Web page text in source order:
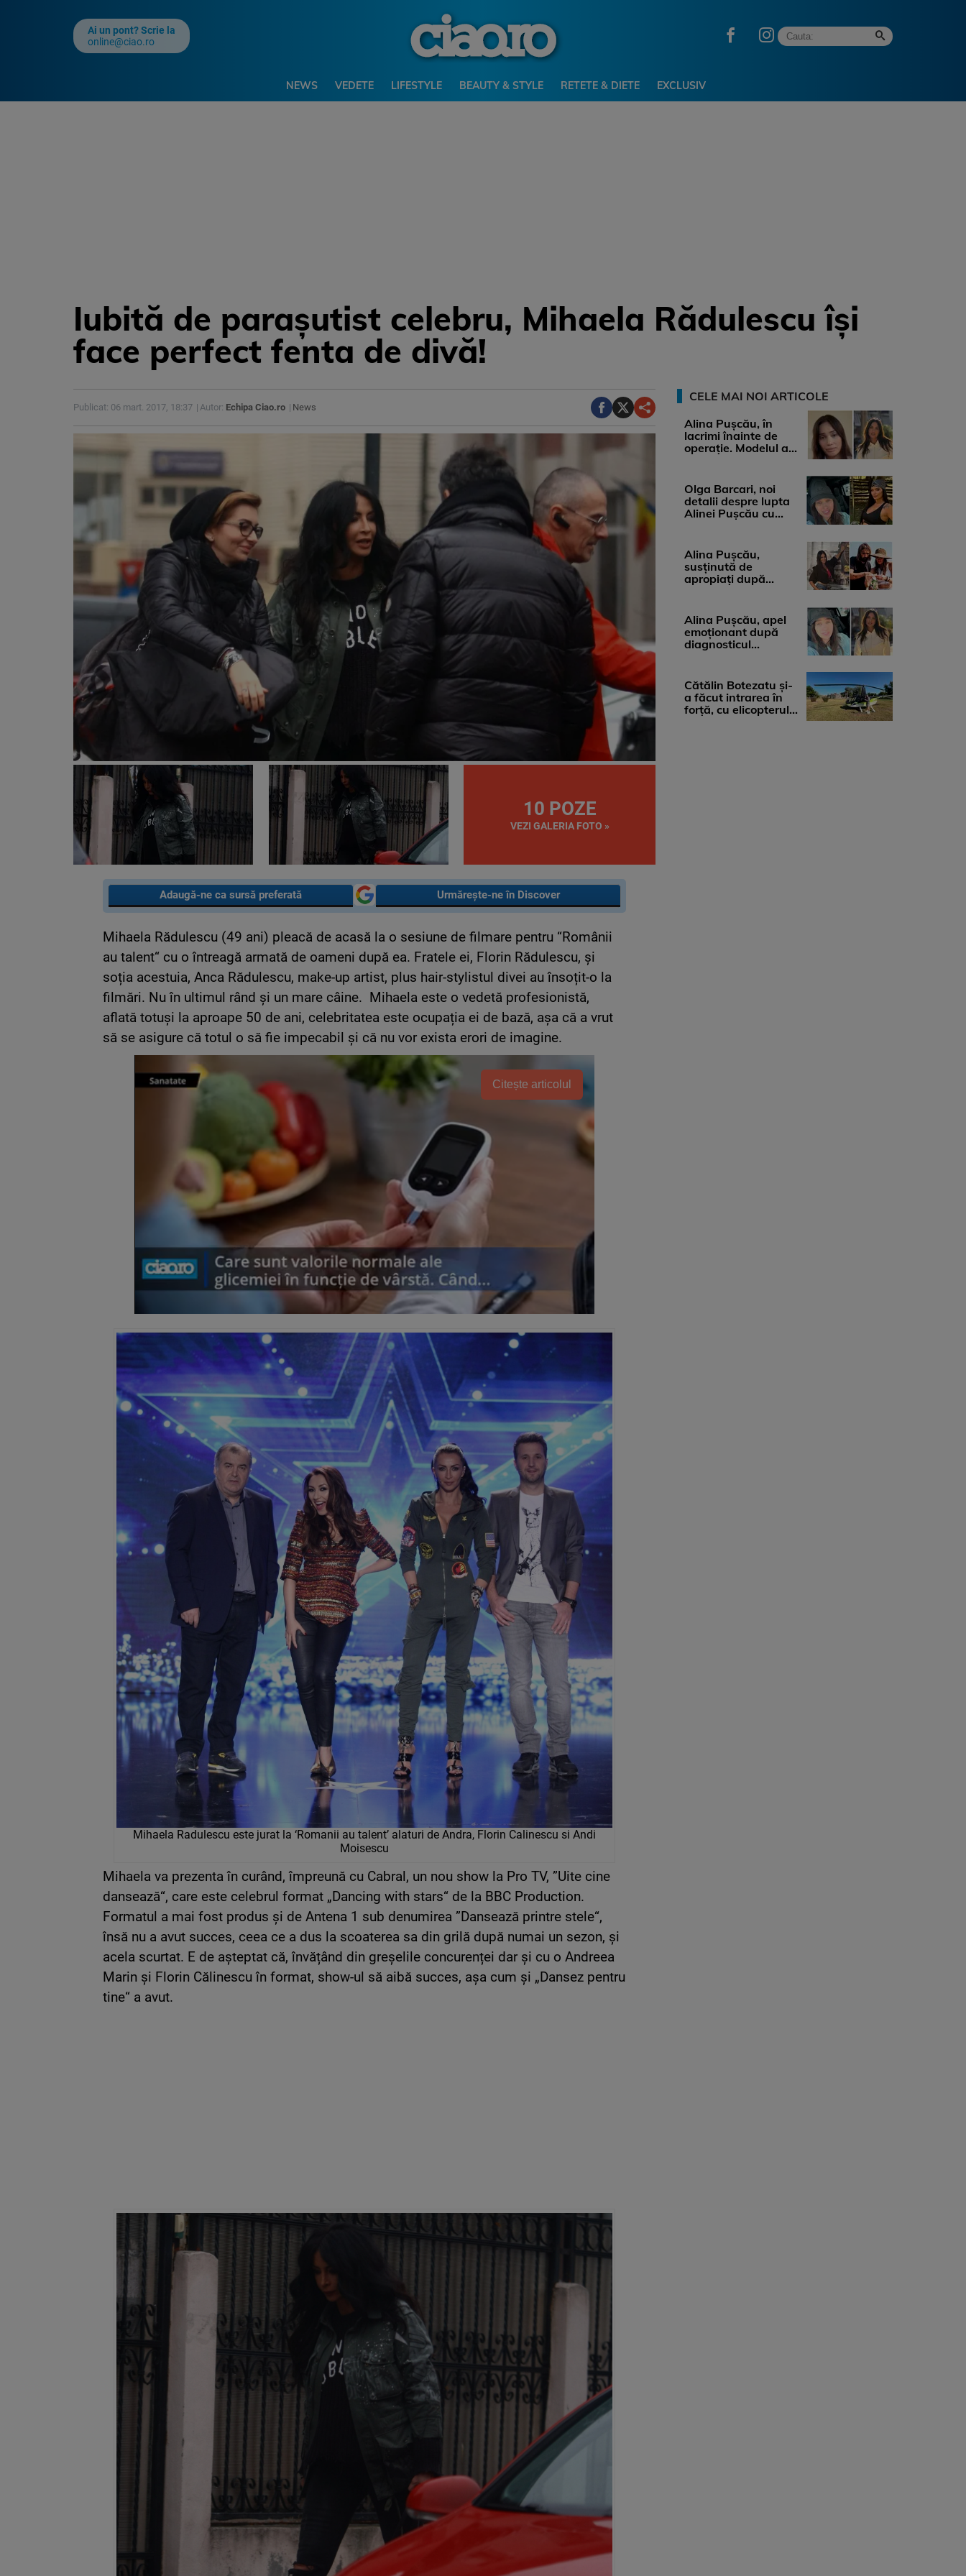
Ai un pont? Scrie la
online@ciao.ro
NEWS VEDETE LIFESTYLE BEAUTY & STYLE RETETE & DIETE EXCLUSIV
Iubită de parașutist celebru, Mihaela Rădulescu își
face perfect fenta de divă!
Publicat: 06 mart. 2017, 18:37 Autor: Echipa Ciao.ro News
10 POZE
VEZI GALERIA FOTO »
Adaugă-ne ca sursă preferată Urmărește-ne în Discover
Mihaela Rădulescu (49 ani) pleacă de acasă la o sesiune de filmare pentru “Românii
au talent“ cu o întreagă armată de oameni după ea. Fratele ei, Florin Rădulescu, și
soția acestuia, Anca Rădulescu, make-up artist, plus hair-stylistul divei au însoțit-o la
filmări. Nu în ultimul rând și un mare câine. Mihaela este o vedetă profesionistă,
aflată totuși la aproape 50 de ani, celebritatea este ocupația ei de bază, așa că a vrut
să se asigure că totul o să fie impecabil și că nu vor exista erori de imagine.
Citește articolul
Mihaela Radulescu este jurat la ‘Romanii au talent’ alaturi de Andra, Florin Calinescu si Andi
Moisescu
Mihaela va prezenta în curând, împreună cu Cabral, un nou show la Pro TV, ”Uite cine
dansează“, care este celebrul format „Dancing with stars“ de la BBC Production.
Formatul a mai fost produs și de Antena 1 sub denumirea ”Dansează printre stele“,
însă nu a avut succes, ceea ce a dus la scoaterea sa din grilă după numai un sezon, și
acela scurtat. E de așteptat că, învățând din greșelile concurenței dar și cu o Andreea
Marin și Florin Călinescu în format, show-ul să aibă succes, așa cum și „Dansez pentru
tine“ a avut.
CELE MAI NOI ARTICOLE
Alina Pușcău, în
lacrimi înainte de
operație. Modelul a
Olga Barcari, noi
detalii despre lupta
Alinei Pușcău cu
Alina Pușcău,
susținută de
apropiați după
medicii, ...
Alina Pușcău, apel
emoționant după
diagnosticul
...
Cătălin Botezatu și-
a făcut intrarea în
forță, cu elicopterul,